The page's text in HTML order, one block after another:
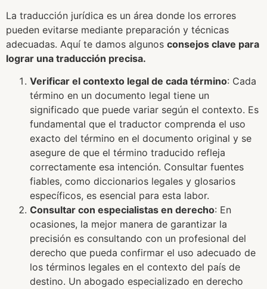
La traducción jurídica es un área donde los errores
pueden evitarse mediante preparación y técnicas
adecuadas. Aquí te damos algunos consejos clave para
lograr una traducción precisa.
Verificar el contexto legal de cada término: Cada
término en un documento legal tiene un
significado que puede variar según el contexto. Es
fundamental que el traductor comprenda el uso
exacto del término en el documento original y se
asegure de que el término traducido refleja
correctamente esa intención. Consultar fuentes
fiables, como diccionarios legales y glosarios
específicos, es esencial para esta labor.
Consultar con especialistas en derecho: En
ocasiones, la mejor manera de garantizar la
precisión es consultando con un profesional del
derecho que pueda confirmar el uso adecuado de
los términos legales en el contexto del país de
destino. Un abogado especializado en derecho